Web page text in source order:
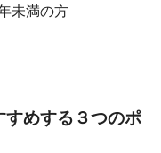
満の方
めする３つのポ